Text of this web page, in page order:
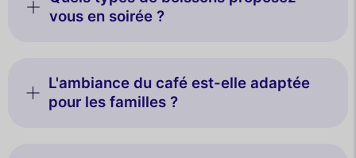
vous en soirée ?
L'ambiance du café est-elle adaptée
pour les familles ?